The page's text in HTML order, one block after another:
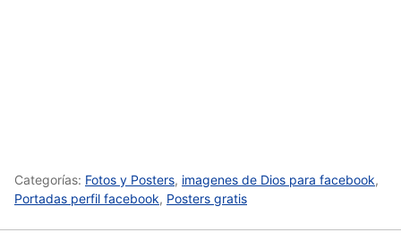
Categorías: Fotos y Posters, imagenes de Dios para facebook,
Portadas perfil facebook, Posters gratis